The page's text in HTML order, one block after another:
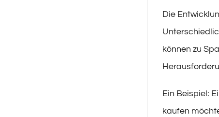
Die
können zu
Ein Beispiel:
kaufen